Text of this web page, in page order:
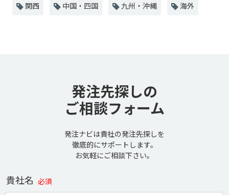
関西 中国・四国 九州・沖縄 海外
発注先探しの
ご相談フォーム
発注ナビは貴社の発注先探しを
徹底的にサポートします。
お気軽にご相談下さい。
貴社名 必須